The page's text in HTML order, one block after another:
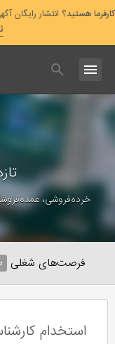
کارفرما هستید؟ انتشار رایگان آگهی استخدام
خرده‌فروشی،
فرصت‌های شغلی
استخدام